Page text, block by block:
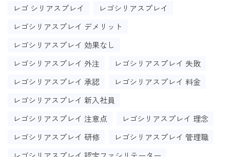
レゴ シリアスプレイ
レゴシリアスプレイ
レゴシリアスプレイ デメリット
レゴシリアスプレイ 効果なし
レゴシリアスプレイ 外注
レゴシリアスプレイ 失敗
レゴシリアスプレイ 承認
レゴシリアスプレイ 料金
レゴシリアスプレイ 新入社員
レゴシリアスプレイ 注意点
レゴシリアスプレイ 理念
レゴシリアスプレイ 研修
レゴシリアスプレイ 管理職